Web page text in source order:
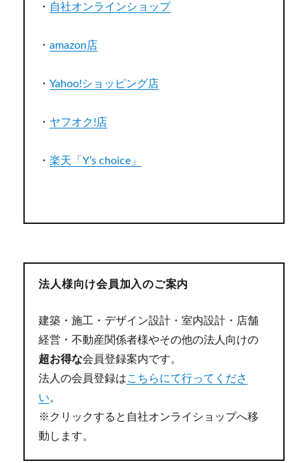
・ 自社オンラインショップ
・amazon店
・Yahoo!ショッピング店
・ ヤフオク!店
・楽天「Y’s choice」
法人様向け会員加入のご案内
建築・施工・デザイン設計・室内設計・店舗
経営・不動産関係者様やその他の法人向けの
超お得な会員登録案内です。
法人の会員登録はこちらにて行ってくださ
い。
※クリックすると自社オンライショップへ移
動します。